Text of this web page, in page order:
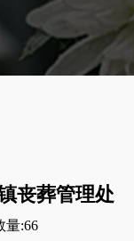
丧葬管理处
量:66